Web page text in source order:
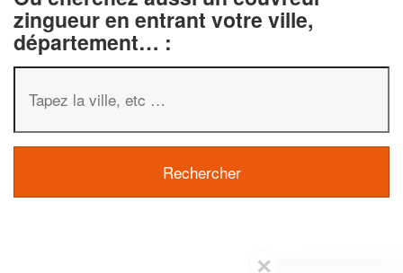
zingueur en entrant votre ville,
département… :